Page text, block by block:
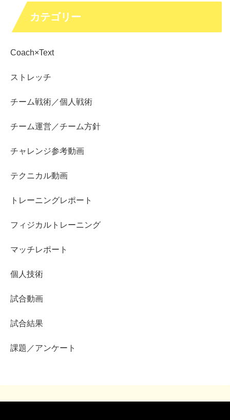
カテゴリー
Coach×Text
ストレッチ
チーム戦術／個人戦術
チーム運営／チーム方針
チャレンジ参考動画
テクニカル動画
トレーニングレポート
フィジカルトレーニング
マッチレポート
個人技術
試合動画
試合結果
課題／アンケート